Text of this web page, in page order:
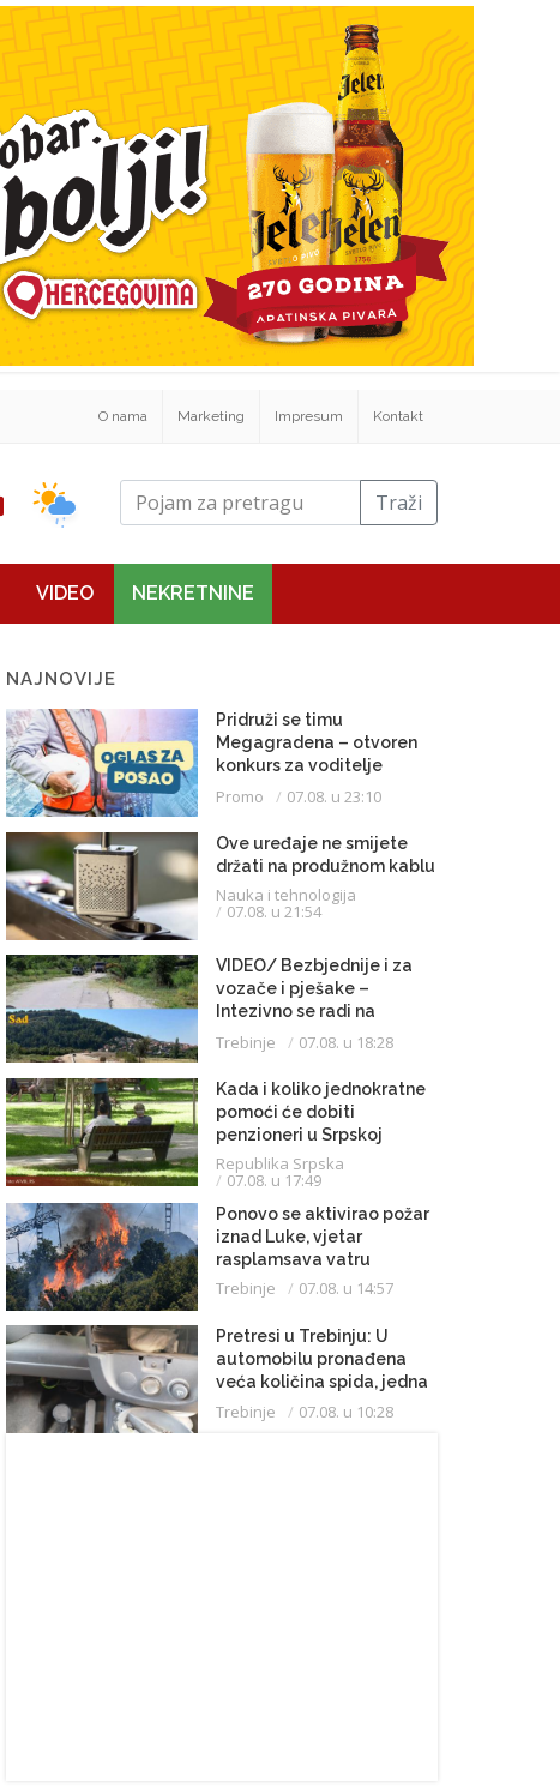
O nama Marketing Impresum Kontakt
Traži
VIDEO NEKRETNINE
NAJNOVIJE
Pridruži se timu
Megagradena – otvoren
konkurs za voditelje
gradilišta
Promo 07.08. u 23:10
Ove uređaje ne smijete
držati na produžnom kablu
Nauka i tehnologija
07.08. u 21:54
VIDEO/ Bezbjednije i za
vozače i pješake –
Intezivno se radi na
proširenju saobraćajnice
Trebinje 07.08. u 18:28
Kada i koliko jednokratne
pomoći će dobiti
penzioneri u Srpskoj
Republika Srpska
07.08. u 17:49
Ponovo se aktivirao požar
iznad Luke, vjetar
rasplamsava vatru
Trebinje 07.08. u 14:57
Pretresi u Trebinju: U
automobilu pronađena
veća količina spida, jedna
osoba uhapšena
Trebinje 07.08. u 10:28